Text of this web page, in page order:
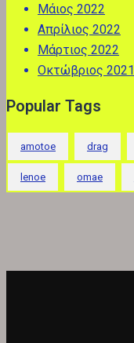
Μάιος 2022
Απρίλιος 2022
Μάρτιος 2022
Οκτώβριος 2021
Popular Tags
amotoe drag
lenoe omae